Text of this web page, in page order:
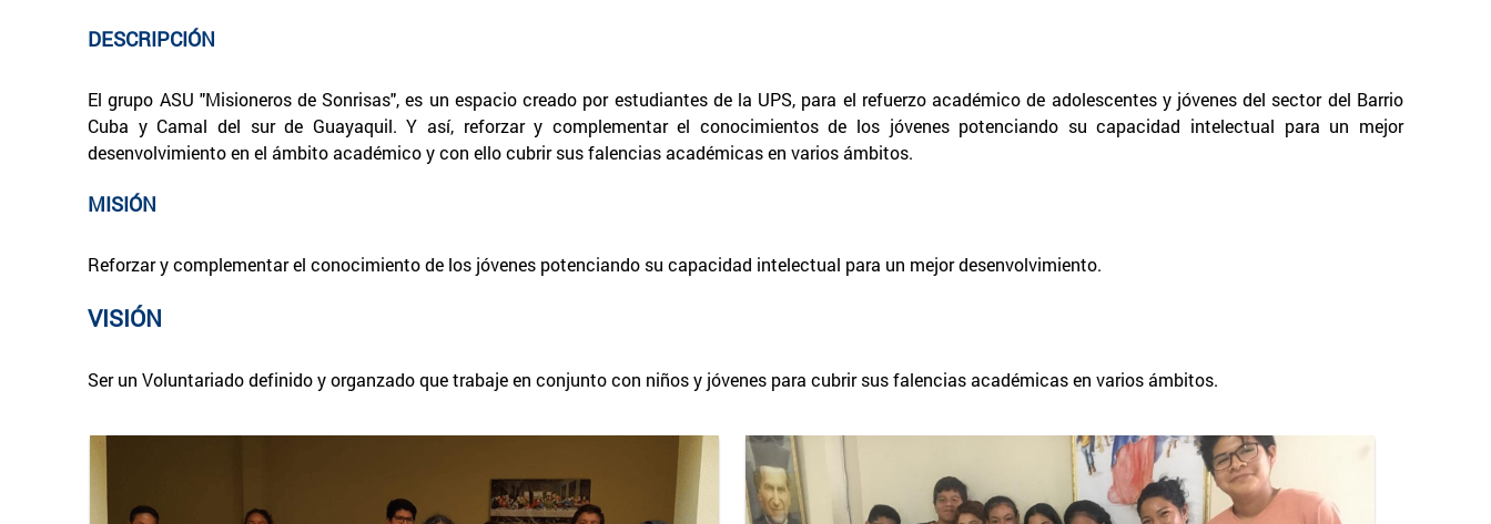
DESCRIPCIÓN
El grupo ASU "Misioneros de Sonrisas", es un espacio creado por estudiantes de la UPS, para el refuerzo académico de adolescentes y jóvenes del sector del Barrio
Cuba y Camal del sur de Guayaquil. Y así, reforzar y complementar el conocimientos de los jóvenes potenciando su capacidad intelectual para un mejor
desenvolvimiento en el ámbito académico y con ello cubrir sus falencias académicas en varios ámbitos.
MISIÓN
Reforzar y complementar el conocimiento de los jóvenes potenciando su capacidad intelectual para un mejor desenvolvimiento.
VISIÓN
Ser un Voluntariado definido y organzado que trabaje en conjunto con niños y jóvenes para cubrir sus falencias académicas en varios ámbitos.